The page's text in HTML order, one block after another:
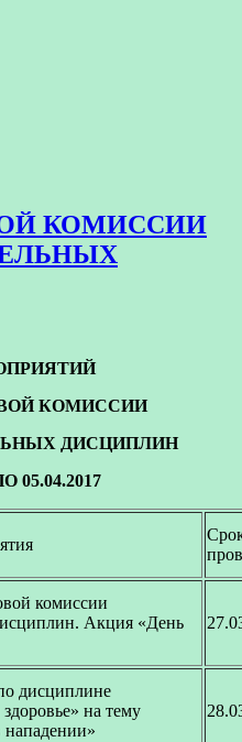
КОМИССИИ
КОМИССИИ
ДИСЦИПЛИН
05.04.2017
комиссии
Акция «День
дисциплине
на тему